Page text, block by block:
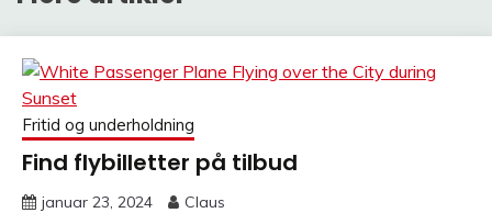
Fritid og underholdning
Find flybilletter på tilbud
januar 23, 2024 Claus